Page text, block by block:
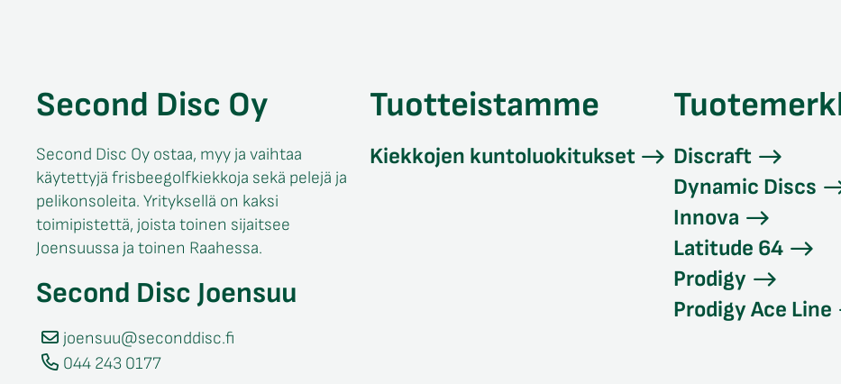
Second Disc Oy
Second Disc Oy ostaa, myy ja vaihtaa
käytettyjä frisbeegolfkiekkoja sekä pelejä ja
pelikonsoleita. Yrityksellä on kaksi
toimipistettä, joista toinen sijaitsee
Joensuussa ja toinen Raahessa.
Second Disc Joensuu
joensuu@seconddisc.fi
044 243 0177
Tuotteistamme
Kiekkojen kuntoluokitukset
Discraft
Dynamic Discs
Innova
Latitude 64
Prodigy
Prodigy Ace Line